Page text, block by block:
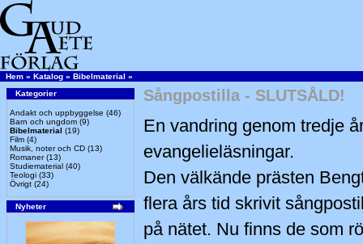
Hem » Katalog » Bibelmaterial »
Kategorier
Andakt och uppbyggelse (46)
Barn och ungdom (9)
Bibelmaterial (19)
Film (4)
Musik, noter och CD (13)
Romaner(13)
Studiematerial (40)
Teologi (33)
Övrigt (24)
Nyheter
Sångpostilla - SLUTSÅLD!
En vandring genom tredje
evangelieläsningar.
Den välkände prästen
flera års tid skrivit
på nätet. Nu finns de som